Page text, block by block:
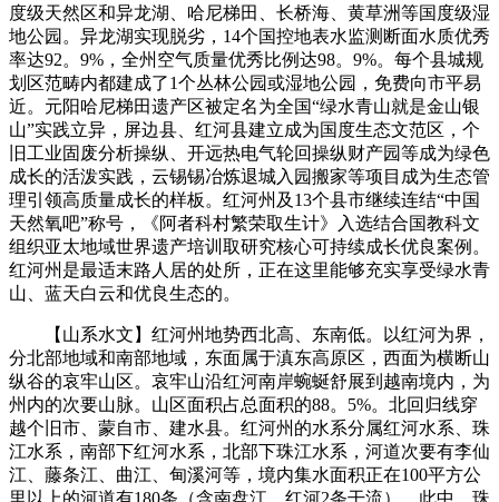
度级天然区和异龙湖、哈尼梯田、长桥海、黄草洲等国度级湿
地公园。异龙湖实现脱劣，14个国控地表水监测断面水质优秀
率达92。9%，全州空气质量优秀比例达98。9%。每个县城规
划区范畴内都建成了1个丛林公园或湿地公园，免费向市平易
近。元阳哈尼梯田遗产区被定名为全国“绿水青山就是金山银
山”实践立异，屏边县、红河县建立成为国度生态文范区，个
旧工业固废分析操纵、开远热电气轮回操纵财产园等成为绿色
成长的活泼实践，云锡锡冶炼退城入园搬家等项目成为生态管
理引领高质量成长的样板。红河州及13个县市继续连结“中国
天然氧吧”称号，《阿者科村繁荣取生计》入选结合国教科文
组织亚太地域世界遗产培训取研究核心可持续成长优良案例。
红河州是最适末路人居的处所，正在这里能够充实享受绿水青
山、蓝天白云和优良生态的。
【山系水文】红河州地势西北高、东南低。以红河为界，
分北部地域和南部地域，东面属于滇东高原区，西面为横断山
纵谷的哀牢山区。哀牢山沿红河南岸蜿蜒舒展到越南境内，为
州内的次要山脉。山区面积占总面积的88。5%。北回归线穿
越个旧市、蒙自市、建水县。红河州的水系分属红河水系、珠
江水系，南部下红河水系，北部下珠江水系，河道次要有李仙
江、藤条江、曲江、甸溪河等，境内集水面积正在100平方公
里以上的河道有180条（含南盘江、红河2条干流），此中，珠